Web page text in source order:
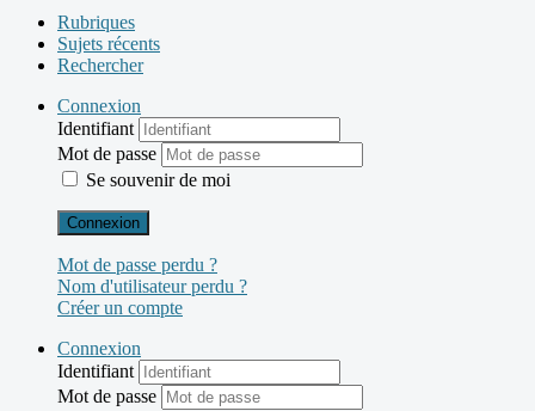
Rubriques
Sujets récents
Rechercher
Connexion
Identifiant
Mot de passe
Se souvenir de moi
Connexion
Mot de passe perdu ?
Nom d'utilisateur perdu ?
Créer un compte
Connexion
Identifiant
Mot de passe